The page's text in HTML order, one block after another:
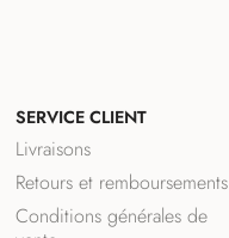
SERVICE CLIENT
Livraisons
Retours et remboursements
Conditions générales de